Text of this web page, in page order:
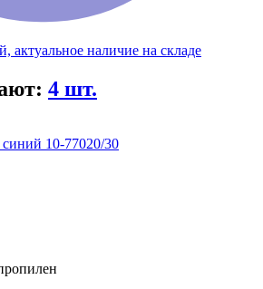
актуальное наличие на складе
4 шт.
10-77020/30